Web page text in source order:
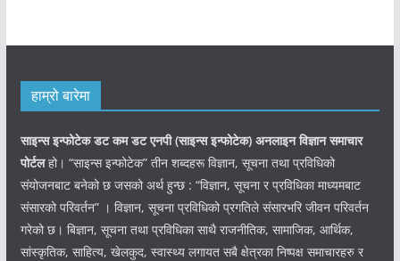
हाम्रो बारेमा
साइन्स इन्फोटेक डट कम डट एनपी (साइन्सइन्फोटेक) अनलाइन विज्ञान समाचार
पोर्टलहो। “साइन्स इन्फोटेक” तीन शब्दहरू विज्ञान, सूचना तथा प्रविधिको
संयोजनबाट बनेको छ जसको अर्थ हुन्छ : “विज्ञान, सूचना र प्रविधिका माध्यमबाट
संसारको परिवर्तन” । विज्ञान, सूचना प्रविधिको प्रगतिले संसारभरि जीवन परिवर्तन
गरेको छ। बिज्ञान, सूचना तथा प्रविधिका साथै राजनीतिक, सामाजिक, आर्थिक,
सांस्कृतिक, साहित्य, खेलकुद, स्वास्थ्य लगायत सबै क्षेत्रका निष्पक्ष समाचारहरु र